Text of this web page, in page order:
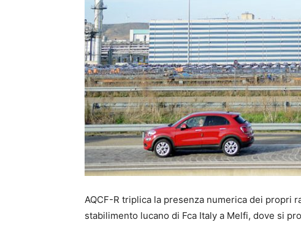
AQCF-R triplica la presenza numerica dei propri
stabilimento lucano di Fca Italy a Melfi, dove si